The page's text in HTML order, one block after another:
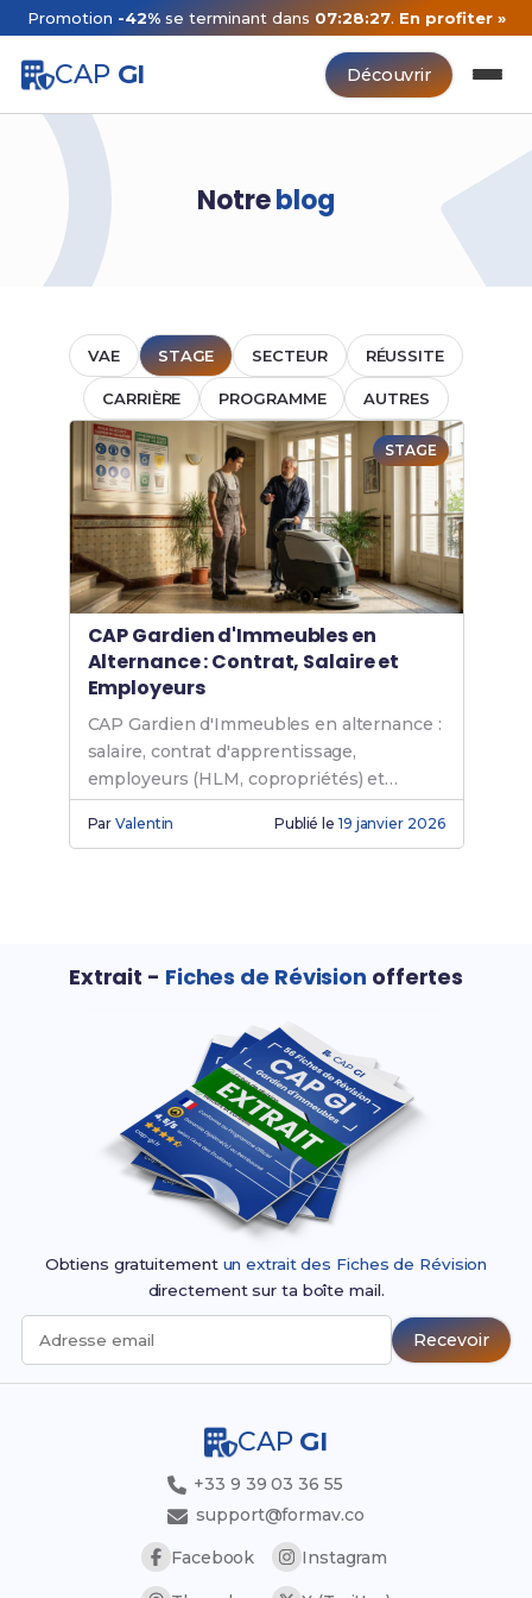
Promotion -42%se terminant dans 07:28:27. En profiter »
CAP GI Découvrir
Notreblog
VAE STAGE SECTEUR RÉUSSITE
CARRIÈRE PROGRAMME AUTRES
STAGE
CAP Gardien d'Immeubles en
Alternance : Contrat, Salaire et
Employeurs
CAP Gardien d'Immeubles en alternance :
salaire, contrat d'apprentissage,
employeurs (HLM, copropriétés) et
conseils pour trouver ton entreprise.
ParValentin Publié le 19 janvier 2026
Extrait - Fiches de Révision offertes
Obtiens gratuitement un extrait des Fiches de Révision
directement sur ta boîte mail.
Adresse email Recevoir
CAP GI
+33 9 39 03 36 55
support@formav.co
Facebook
Instagram